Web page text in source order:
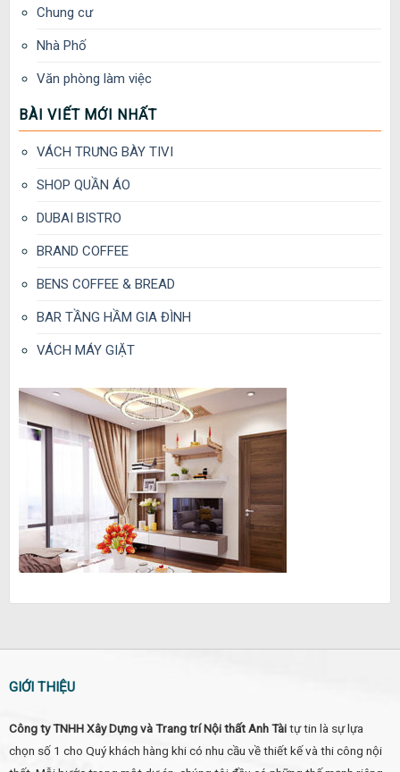
Chung cư
Nhà Phố
Văn phòng làm việc
BÀI VIẾT MỚI NHẤT
VÁCH TRƯNG BÀY TIVI
SHOP QUẦN ÁO
DUBAI BISTRO
BRAND COFFEE
BENS COFFEE & BREAD
BAR TẦNG HẦM GIA ĐÌNH
VÁCH MÁY GIẶT
GIỚI THIỆU
Công ty TNHH Xây Dựng và Trang trí Nội thất Anh Tàitự tin là sự lựa
chọn số 1 cho Quý khách hàng khi có nhu cầu về thiết kế và thi công nội